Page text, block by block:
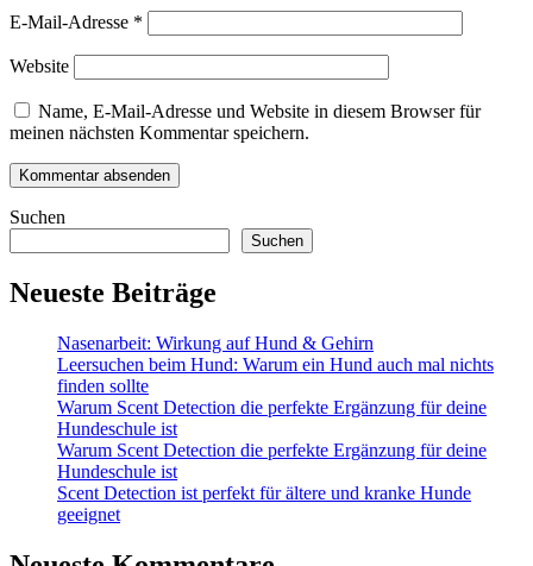
E-Mail-Adresse *
Website
Name, E-Mail-Adresse und Website in diesem Browser für
meinen nächsten Kommentar speichern.
Suchen
Suchen
Neueste Beiträge
Nasenarbeit: Wirkung auf Hund & Gehirn
Leersuchen beim Hund: Warum ein Hund auch mal nichts
finden sollte
Warum Scent Detection die perfekte Ergänzung für deine
Hundeschule ist
Warum Scent Detection die perfekte Ergänzung für deine
Hundeschule ist
Scent Detection ist perfekt für ältere und kranke Hunde
geeignet